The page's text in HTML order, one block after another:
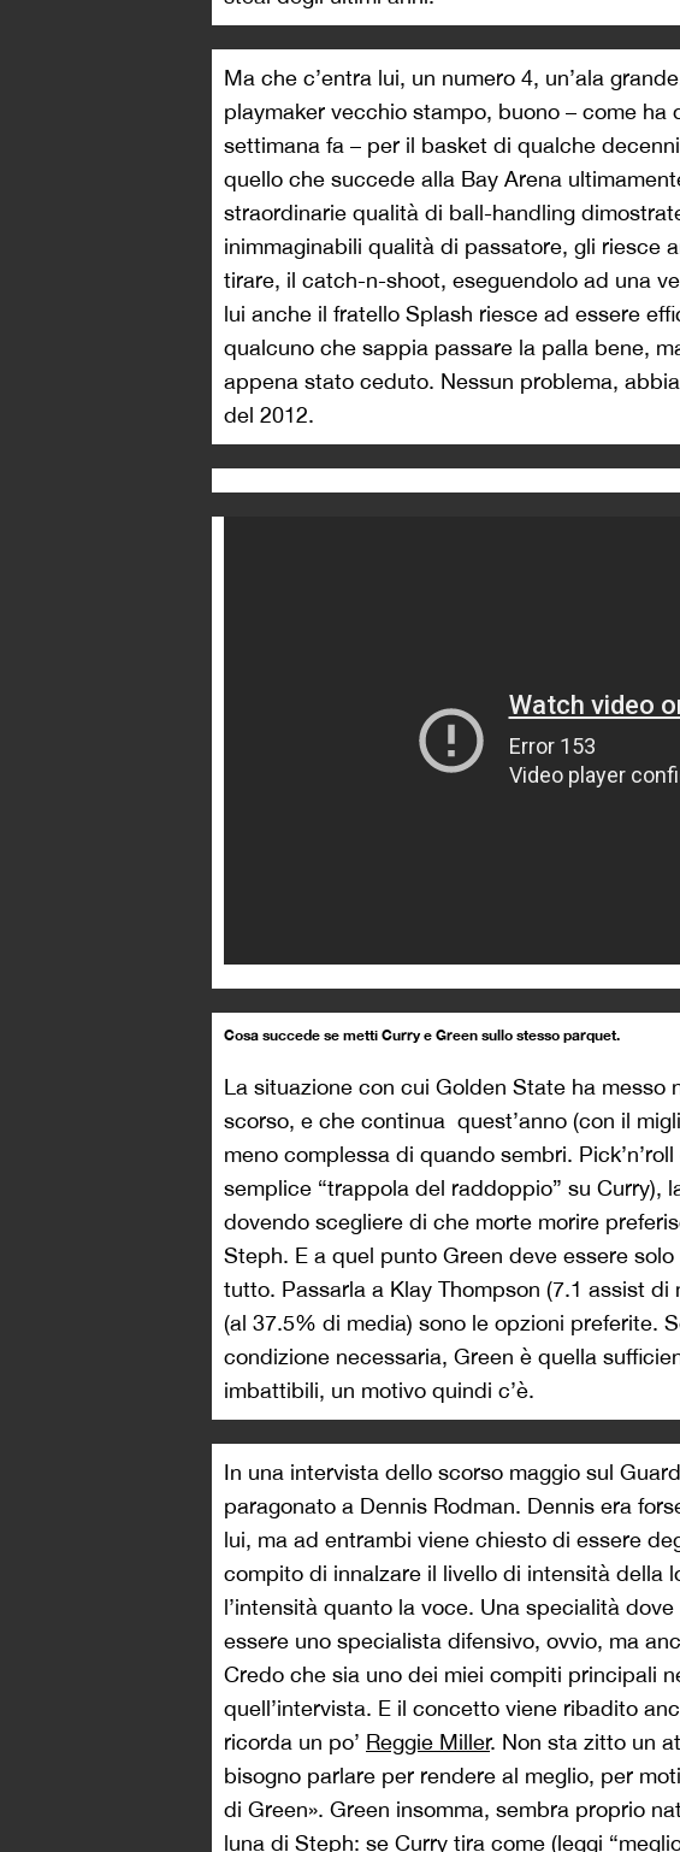
Ma che c’entra lui, un numero 4, un’ala
playmaker vecchio stampo, buono – come ha
settimana fa – per il basket di qualche
quello che succede alla Bay Arena
straordinarie qualità di ball-handling
inimmaginabili qualità di passatore, gli riesce
tirare, il catch-n-shoot, eseguendolo ad una
lui anche il fratello Splash riesce ad essere
qualcuno che sappia passare la palla bene,
appena stato ceduto. Nessun problema,
del 2012.
Cosa succede se metti Curry e Green sullo stesso parquet.
La situazione con cui Golden State ha messo
scorso, e che continua quest’anno (con il
meno complessa di quando sembri.
semplice “trappola del raddoppio” su Curry),
dovendo scegliere di che morte morire
Steph. E a quel punto Green deve essere
tutto. Passarla a Klay Thompson (7.1 assist
(al 37.5% di media) sono le opzioni preferite.
condizione necessaria, Green è quella
imbattibili, un motivo quindi c’è.
In una intervista dello scorso maggio sul
paragonato a Dennis Rodman. Dennis era
lui, ma ad entrambi viene chiesto di essere
compito di innalzare il livello di intensità della
l’intensità quanto la voce. Una specialità
essere uno specialista difensivo, ovvio, ma
Credo che sia uno dei miei compiti principali
quell’intervista. E il concetto viene ribadito
ricorda un po’ Reggie Miller. Non sta zitto un
bisogno parlare per rendere al meglio, per
di Green». Green insomma, sembra proprio
luna di Steph: se Curry tira come (leggi